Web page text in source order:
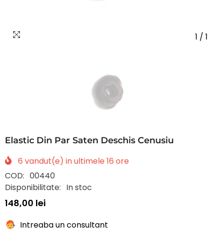
1 / 1
Elastic Din Par Saten Deschis Cenusiu
6 vandut(e) in ultimele 16 ore
COD: 00440
Disponibilitate: In stoc
148,00 lei
Intreaba un consultant